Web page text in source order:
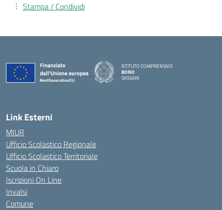
Stampa / Condividi
ISTITUTO COMPRENSIVO
BONO
SASSARI
Link Esterni
MIUR
Ufficio Scolastico Regionale
Ufficio Scolastico Territoriale
Scuola in Chiaro
Iscrizioni On Line
Invalsi
Comune